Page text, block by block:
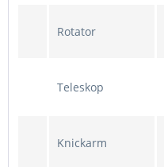
Rotator
Teleskop
Knickarm